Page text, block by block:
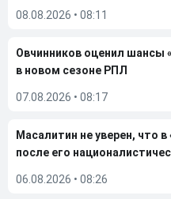
08.08.2026 • 08:11
Овчинников оценил шансы
в новом сезоне РПЛ
07.08.2026 • 08:17
Масалитин не уверен, что
после его
06.08.2026 • 08:26